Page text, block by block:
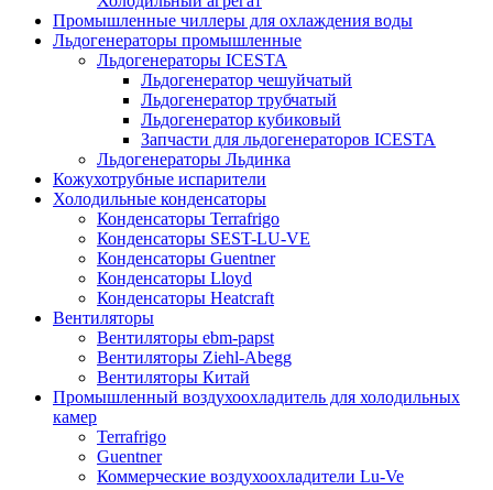
Промышленные чиллеры для охлаждения воды
Льдогенераторы промышленные
Льдогенераторы ICESTA
Льдогенератор чешуйчатый
Льдогенератор трубчатый
Льдогенератор кубиковый
Запчасти для льдогенераторов ICESTA
Льдогенераторы Льдинка
Кожухотрубные испарители
Холодильные конденсаторы
Конденсаторы Terrafrigo
Конденсаторы SEST-LU-VE
Конденсаторы Guentner
Конденсаторы Lloyd
Конденсаторы Heatcraft
Вентиляторы
Вентиляторы ebm-papst
Вентиляторы Ziehl-Abegg
Вентиляторы Китай
Промышленный воздухоохладитель для холодильных
камер
Terrafrigo
Guentner
Коммерческие воздухоохладители Lu-Ve